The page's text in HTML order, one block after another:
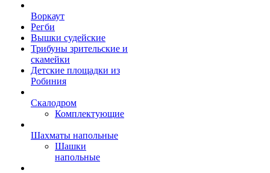
Воркаут
Регби
Вышки судейские
Трибуны зрительские и
скамейки
Детские площадки из
Робиния
Скалодром
Комплектующие
Шахматы напольные
Шашки
напольные